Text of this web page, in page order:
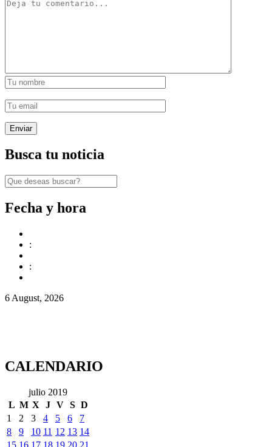
Busca tu noticia
Fecha y hora
:
:
6 August, 2026
CALENDARIO
julio 2019
L M X J V S D
1
2 3 4 5 6
7
8
9 10 11 12 13 14
15 16 17 18 19 20 21